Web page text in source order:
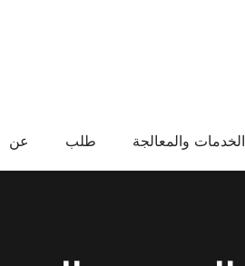
الخدمات والمعالجة طلب عن